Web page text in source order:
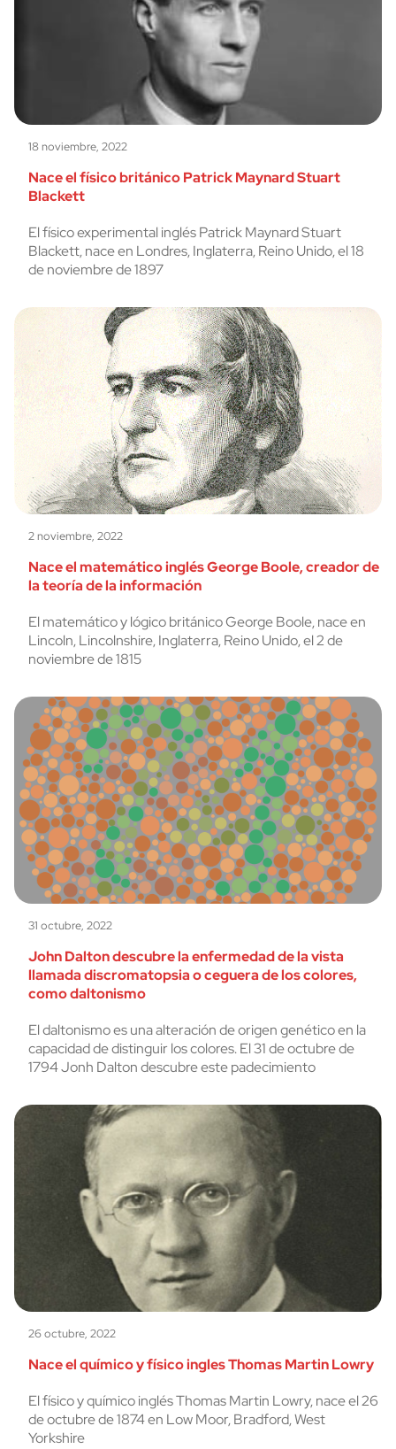
18 noviembre, 2022
Nace el físico británico Patrick Maynard Stuart
Blackett
El físico experimental inglés Patrick Maynard Stuart
Blackett, nace en Londres, Inglaterra, Reino Unido, el 18
de noviembre de 1897
2 noviembre, 2022
Nace el matemático inglés George Boole, creador de
la teoría de la información
El matemático y lógico británico George Boole, nace en
Lincoln, Lincolnshire, Inglaterra, Reino Unido, el 2 de
noviembre de 1815
31 octubre, 2022
John Dalton descubre la enfermedad de la vista
llamada discromatopsia o ceguera de los colores,
como daltonismo
El daltonismo es una alteración de origen genético en la
capacidad de distinguir los colores. El 31 de octubre de
1794 Jonh Dalton descubre este padecimiento
26 octubre, 2022
Nace el químico y físico ingles Thomas Martin Lowry
El físico y químico inglés Thomas Martin Lowry, nace el 26
de octubre de 1874 en Low Moor, Bradford, West
Yorkshire